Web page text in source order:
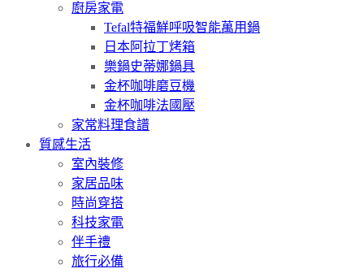
廚房家電
Tefal特福鮮呼吸智能萬用鍋
日本阿拉丁烤箱
樂鍋史蒂娜鍋具
金杯咖啡磨豆機
金杯咖啡法國壓
家常料理食譜
質感生活
室內裝修
家居品味
時尚穿搭
科技家電
伴手禮
旅行必備